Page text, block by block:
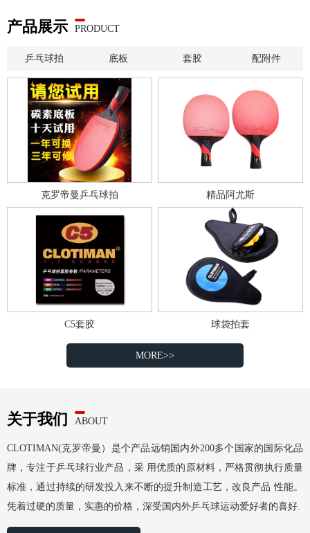
产品展示 PRODUCT
乒乓球拍 底板 套胶 配附件
克罗帝曼乒乓球拍 精品阿尤斯
C5套胶 球袋拍套
MORE>>
关于我们 ABOUT
CLOTIMAN(克罗帝曼）是个产品远销国内外200多个国家的国际化品
牌，专注于乒乓球行业产品，采 用优质的原材料，严格贯彻执行质量
标准，通过持续的研发投入来不断的提升制造工艺，改良产品 性能。
凭着过硬的质量，实惠的价格，深受国内外乒乓球运动爱好者的喜好.